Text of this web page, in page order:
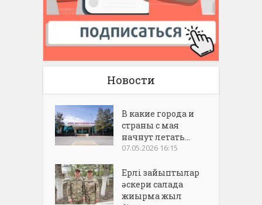
Новости
В какие города и
страны с мая
начнут летать...
07.05.2026 16:15
Ерлі зайыптылар
әскери салада
жиырма жыл